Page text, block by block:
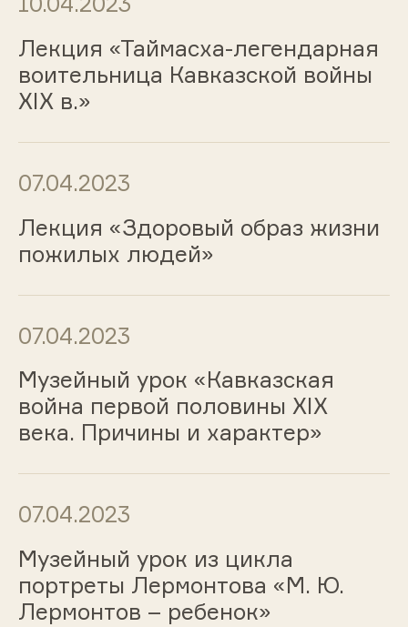
Лекция «Таймасха-легендарная
воительница Кавказской войны
XIX в.»
07.04.2023
Лекция «Здоровый образ жизни
пожилых людей»
07.04.2023
Музейный урок «Кавказская
война первой половины ХIХ
века. Причины и характер»
07.04.2023
Музейный урок из цикла
портреты Лермонтова «М. Ю.
Лермонтов – ребенок»